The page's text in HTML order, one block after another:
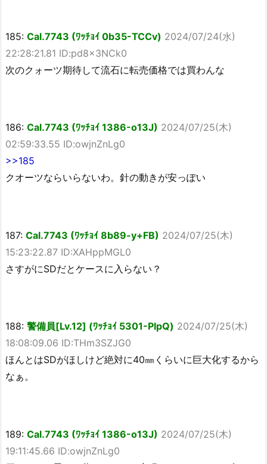
185: Cal.7743 (ﾜｯﾁｮｲ 0b35-TCCv) 2024/07/24(水)
22:28:21.81 ID:pd8x3NCk0
次のクォーツ期待して流石に転売価格では買わんな
186: Cal.7743 (ﾜｯﾁｮｲ 1386-o13J) 2024/07/25(木)
02:59:33.55 ID:owjnZnLg0
>>185
クオーツならいらないわ。針の動きが安っぽい
187: Cal.7743 (ﾜｯﾁｮｲ 8b89-y+FB) 2024/07/25(木)
15:23:22.87 ID:XAHppMGL0
さすがにSDだとケースに入らない？
188: 警備員[Lv.12] (ﾜｯﾁｮｲ 5301-PlpQ) 2024/07/25(木)
18:08:09.06 ID:THm3SZJG0
ほんとはSDがほしけど絶対に40㎜くらいに巨大化するから
なぁ。
189: Cal.7743 (ﾜｯﾁｮｲ 1386-o13J) 2024/07/25(木)
19:11:45.66 ID:owjnZnLg0